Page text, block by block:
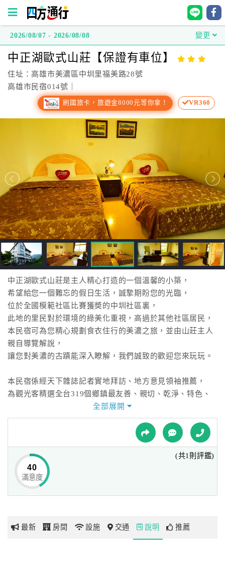
方
通
行
房
直
接
跟
飯
店
訂
房
HOT
特
色
民
球
網
玩
2026/08/07 - 2026/08/08 變更
中正湖歐式山莊【保證有車位】
住址：高雄市美濃區中圳里福美路28號
高雄市民宿014號｜
刷國旅卡，旅遊金8000元等你拿！ VR360
中正湖歐式山莊是主人精心打造的一個溫馨的小築，
希望給您一個難忘的假日生活，誠摯期盼您的光臨，
位於全國模範社區比賽獲奬的中圳社區裏，
此地的里民對於環境的綠美化重視，高過於其他社區居民，
本民宿可為您精心規劃食衣住行的美濃之旅，並由山莊主人
親自導覽解說，
讓您對美濃的古蹟能深入瞭解，我們誠致的歡迎您來玩玩。
本民宿係經天下雜誌記者實地拜訪、地方意見領袖推薦，
為觀光客精選全台319個鄉鎮最友善、親切、乾淨、特色、
也是 319 微笑徽章指定蓋章渡假民宿山莊。
全部展開
40
滿意度
(共1則評鑑)
最新 房間 設施 交通 說明 推薦